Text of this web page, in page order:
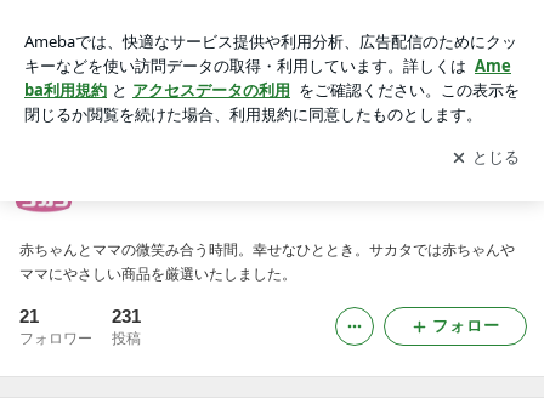
アプリをダウンロードして ブログの更新通知
を受け取りまし
ょう。
開く
赤ちゃんとママの微笑み合う時間。幸せなひととき。サカタでは赤ちゃんや
ママにやさしい商品を厳選いたしました。
21
フォロワー
231
投稿
フォロー